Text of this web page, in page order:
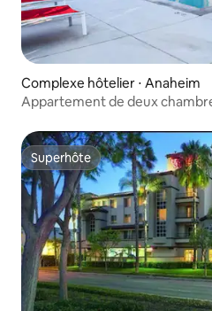
Complexe hôtelier ⋅ Anaheim
Appartement de deux
Superhôte
Superhôte